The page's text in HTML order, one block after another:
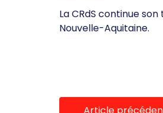
La CRdS continue
Nouvelle-Aquitaine.